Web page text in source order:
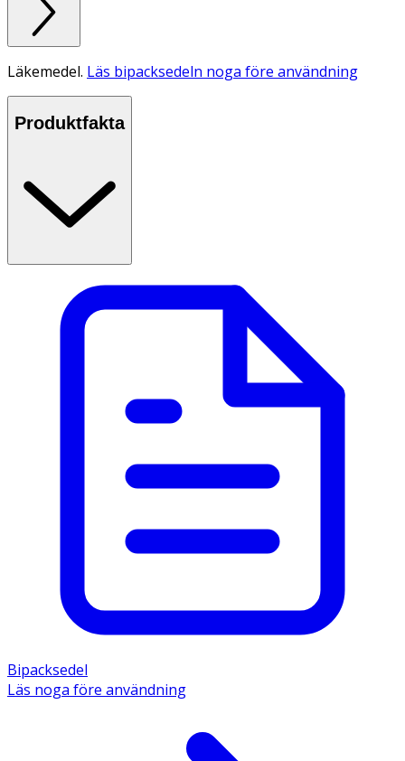
Läkemedel. Läs bipacksedeln noga före användning
Produktfakta
Bipacksedel
Läs noga före användning